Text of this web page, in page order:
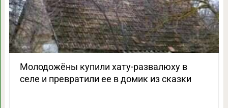
Молодожёны купили хату-развалюху в
селе и превратили ее в домик из сказки